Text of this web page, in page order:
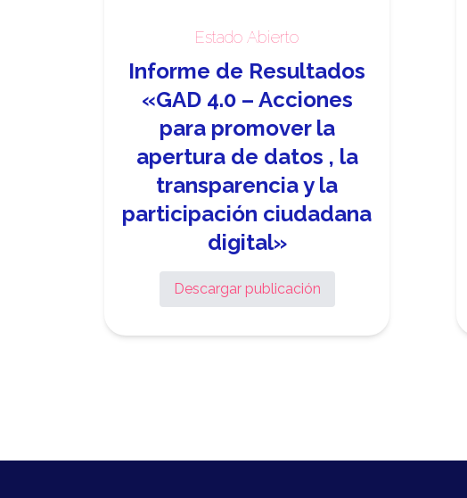
Estado Abierto
Informe de Resultados
«GAD 4.0 – Acciones
para promover la
apertura de datos , la
transparencia y la
participación ciudadana
digital»
Descargar publicación